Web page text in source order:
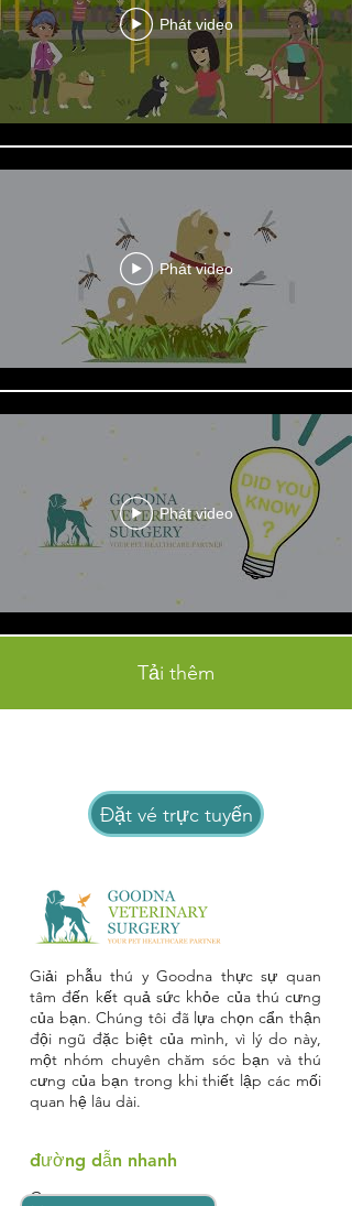
Phát video
Phát video
Phát video
Tải thêm
Đặt vé trực tuyến
Giải phẫu thú y Goodna thực sự quan
tâm đến kết quả sức khỏe của thú cưng
của bạn. Chúng tôi đã lựa chọn cẩn thận
đội ngũ đặc biệt của mình, vì lý do này,
một nhóm chuyên chăm sóc bạn và thú
cưng của bạn trong khi thiết lập các mối
quan hệ lâu dài.
đường dẫn nhanh
Careers
Terms of use